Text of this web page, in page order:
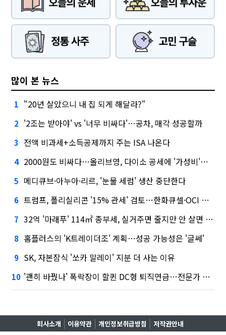
많이 본 뉴스
1 "20년 살았으니 내 집 되게 해달라?"
2 '2조는 받아야' vs '너무 비싸다'…공차, 매각 성공할까
3 전액 비과세+소득공제까지 주는 ISA 나온다
4 2000원도 비싸다…올리브영, 다이소 공세에 '가성비'로 맞불
5 메디큐브·아누아·리르, '눈물 세럼' 생산 중단한다
6 트럼프, 폴리실리콘 '15% 관세' 검토…한화큐셀·OCI 영향은?
7 32억 '마래푸' 114㎡ 종부세, 실거주면 줄지만 안 살면 2.5배
8 홈플러스의 'K트레이더조' 계획…성공 가능성은 '글쎄'
9 SK, 자본잠식 '쏘카 말레이' 지분 더 사는 이유
10 '괜히 바꿨나' 폭락장이 할퀸 DC형 퇴직연금…전문가 조언은
회사소개 이용약관 개인정보취급방침 저작권안내